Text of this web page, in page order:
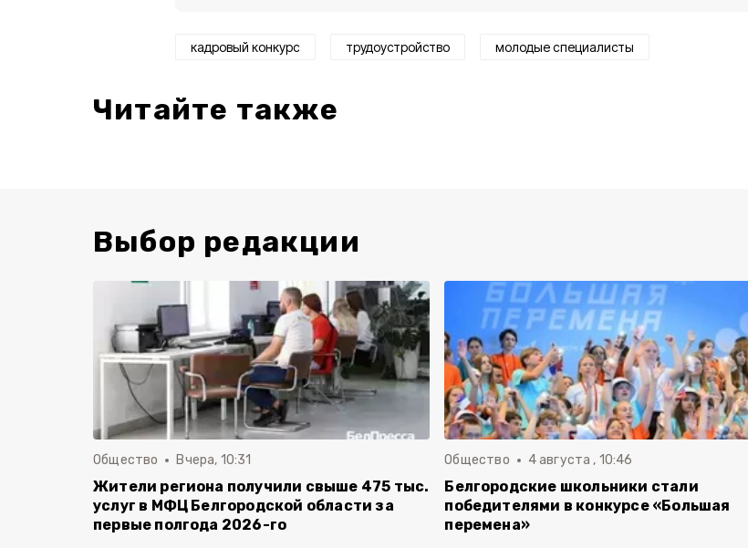
кадровый конкурс трудоустройство молодые специалисты
Читайте также
Выбор редакции
Общество Вчера, 10:31
Жители региона получили свыше 475 тыс.
услуг в МФЦ Белгородской области за
первые полгода 2026-го
Общество 4 августа , 10:46
Белгородские школьники стали
победителями в конкурсе «Большая
перемена»